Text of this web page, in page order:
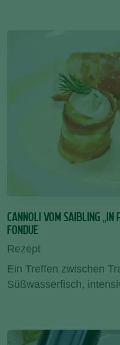
CANNOLI VOM SAIBLING
FONDUE
Rezept
Ein Treffen zwischen
Süßwasserfisch,